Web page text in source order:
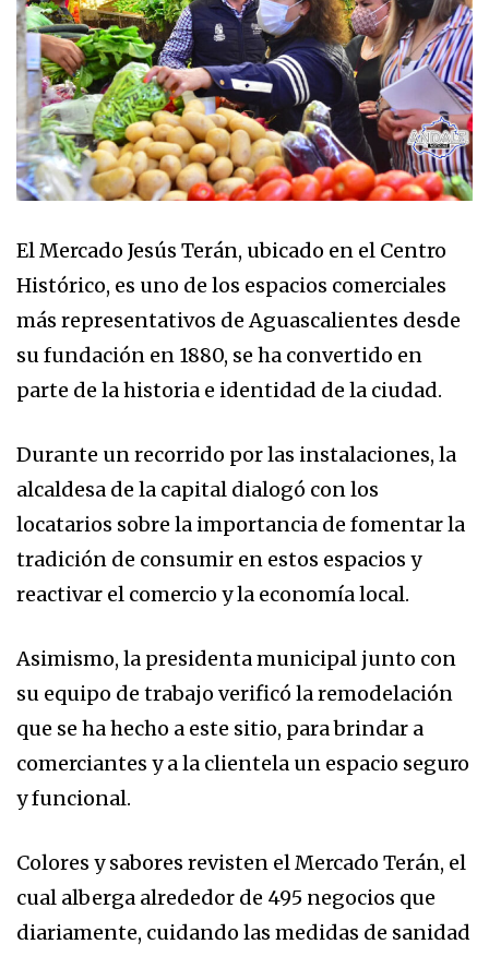
El Mercado Jesús Terán, ubicado en el Centro
Histórico, es uno de los espacios comerciales
más representativos de Aguascalientes desde
su fundación en 1880, se ha convertido en
parte de la historia e identidad de la ciudad.
Durante un recorrido por las instalaciones, la
alcaldesa de la capital dialogó con los
locatarios sobre la importancia de fomentar la
tradición de consumir en estos espacios y
reactivar el comercio y la economía local.
Asimismo, la presidenta municipal junto con
su equipo de trabajo verificó la remodelación
que se ha hecho a este sitio, para brindar a
comerciantes y a la clientela un espacio seguro
y funcional.
Colores y sabores revisten el Mercado Terán, el
cual alberga alrededor de 495 negocios que
diariamente, cuidando las medidas de sanidad